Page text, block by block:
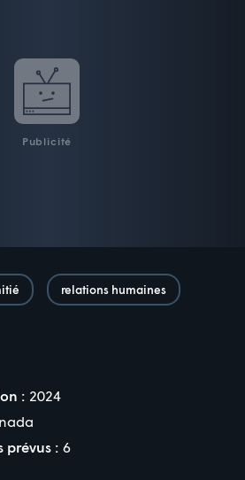
Publicité
relations humaines
: 2024
prévus : 6